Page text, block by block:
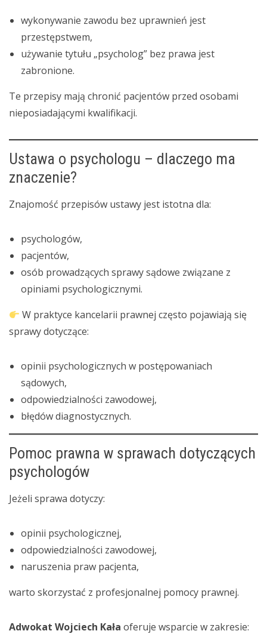
wykonywanie zawodu bez uprawnień jest
przestępstwem,
używanie tytułu „psycholog” bez prawa jest
zabronione.
Te przepisy mają chronić pacjentów przed osobami
nieposiadającymi kwalifikacji.
Ustawa o psychologu – dlaczego ma
znaczenie?
Znajomość przepisów ustawy jest istotna dla:
psychologów,
pacjentów,
osób prowadzących sprawy sądowe związane z
opiniami psychologicznymi.
W praktyce kancelarii prawnej często pojawiają się
sprawy dotyczące:
opinii psychologicznych w postępowaniach
sądowych,
odpowiedzialności zawodowej,
błędów diagnostycznych.
Pomoc prawna w sprawach dotyczących
psychologów
Jeżeli sprawa dotyczy:
opinii psychologicznej,
odpowiedzialności zawodowej,
naruszenia praw pacjenta,
warto skorzystać z profesjonalnej pomocy prawnej.
Adwokat Wojciech Kała oferuje wsparcie w zakresie: